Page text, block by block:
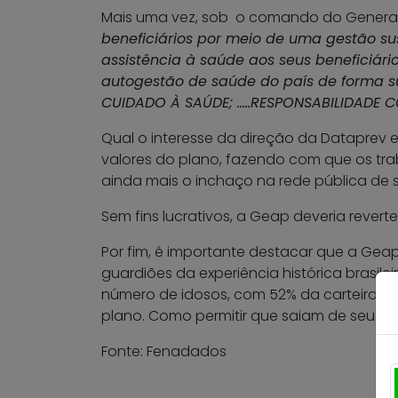
Mais uma vez, sob o comando do
beneficiários por meio de uma gestão
assistência à saúde aos seus
autogestão de saúde do país de forma
CUIDADO À SAÚDE; …..RESPONSABILIDADE
Qual o interesse da direção da Dataprev
valores do plano, fazendo com que os
ainda mais o inchaço na rede pública de
Sem fins lucrativos, a Geap deveria
Por fim, é importante destacar que a
guardiões da experiência histórica
número de idosos, com 52% da carteira
plano. Como permitir que saiam de seu
Fonte: Fenadados